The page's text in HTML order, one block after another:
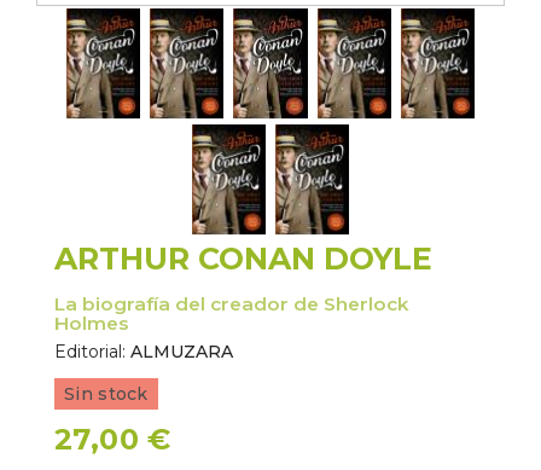
ARTHUR CONAN DOYLE
La biografía del creador de Sherlock
Holmes
Editorial: ALMUZARA
Sin stock
27,00 €